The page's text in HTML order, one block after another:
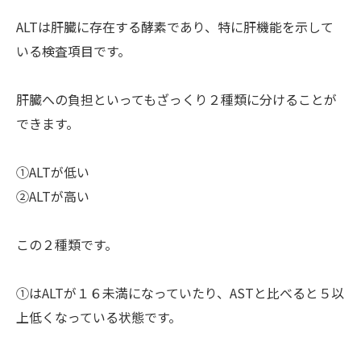
ALTは肝臓に存在する酵素であり、特に肝機能を示して
いる検査項目です。
肝臓への負担といってもざっくり２種類に分けることが
できます。
①ALTが低い
②ALTが高い
この２種類です。
①はALTが１６未満になっていたり、ASTと比べると５以
上低くなっている状態です。